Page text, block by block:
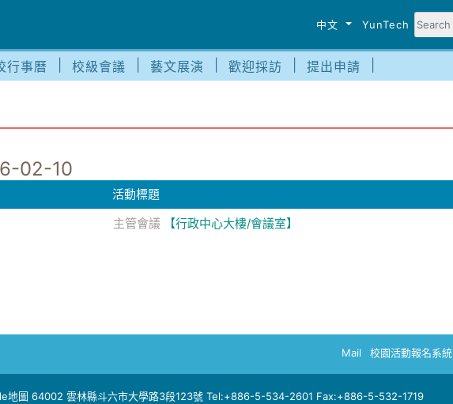
中文 YunTech
行事曆 校級會議 藝文展演 歡迎採訪 提出申請
02-10
活動標題
主管會議 【行政中心大樓/會議室】
Mail 校園活動報名系統
地圖 64002 雲林縣斗六市大學路3段123號 Tel:+886-5-534-2601 Fax:+886-5-532-1719